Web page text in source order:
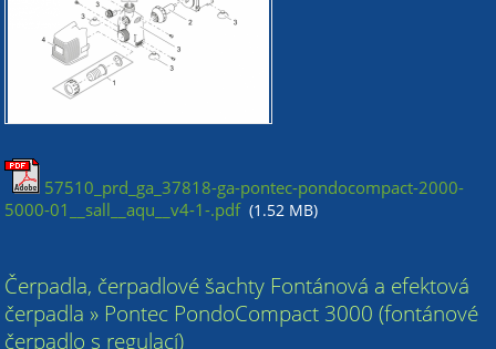
57510_prd_ga_37818-ga-pontec-pondocompact-2000-
5000-01__sall__aqu__v4-1-.pdf (1.52 MB)
Čerpadla, čerpadlové šachty Fontánová a efektová
čerpadla » Pontec PondoCompact 3000 (fontánové
čerpadlo s regulací)